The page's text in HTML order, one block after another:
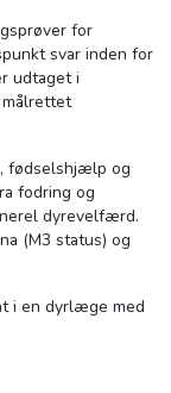
for
svar inden for
udtaget i
fødselshjælp og
fodring og
dyrevelfærd.
(M3 status) og
i en dyrlæge med